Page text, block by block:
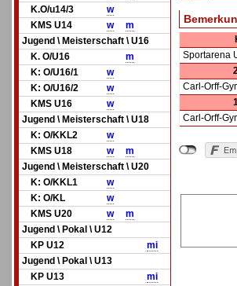
K.O/u14/3
w
KMS U14
w
m
Jugend \ Meisterschaft \ U16
K. O/U16
m
K: O/U16/1
w
K: O/U16/2
w
KMS U16
w
Jugend \ Meisterschaft \ U18
K: O/KKL2
w
KMS U18
w
m
Jugend \ Meisterschaft \ U20
K: O/KKL1
w
K: O/KL
w
KMS U20
w
m
Jugend \ Pokal \ U12
KP U12
mi
Jugend \ Pokal \ U13
KP U13
mi
Sportarena
Carl-Orff-
Carl-Orff-